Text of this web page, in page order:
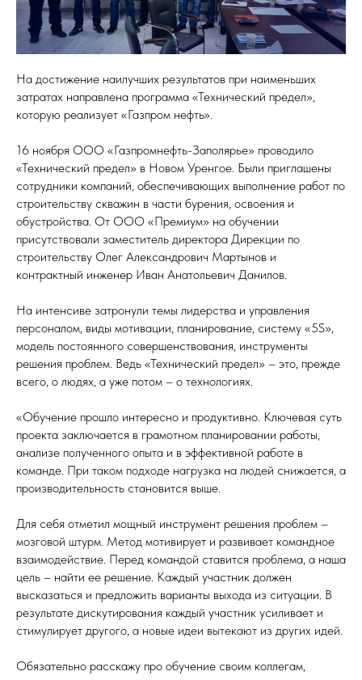
На достижение наилучших результатов при наименьших
затратах направлена программа «Технический предел»,
которую реализует «Газпром нефть».
16 ноября ООО «Газпромнефть-Заполярье» проводило
«Технический предел» в Новом Уренгое. Были приглашены
сотрудники компаний, обеспечивающих выполнение работ по
строительству скважин в части бурения, освоения и
обустройства. От ООО «Премиум» на обучении
присутствовали заместитель директора Дирекции по
строительству Олег Александрович Мартынов и
контрактный инженер Иван Анатольевич Данилов.
На интенсиве затронули темы лидерства и управления
персоналом, виды мотивации, планирование, систему «5S»,
модель постоянного совершенствования, инструменты
решения проблем. Ведь «Технический предел» – это, прежде
всего, о людях, а уже потом – о технологиях.
«Обучение прошло интересно и продуктивно. Ключевая суть
проекта заключается в грамотном планировании работы,
анализе полученного опыта и в эффективной работе в
команде. При таком подходе нагрузка на людей снижается, а
производительность становится выше.
Для себя отметил мощный инструмент решения проблем –
мозговой штурм. Метод мотивирует и развивает командное
взаимодействие. Перед командой ставится проблема, а наша
цель – найти ее решение. Каждый участник должен
высказаться и предложить варианты выхода из ситуации. В
результате дискутирования каждый участник усиливает и
стимулирует другого, а новые идеи вытекают из других идей.
Обязательно расскажу про обучение своим коллегам,